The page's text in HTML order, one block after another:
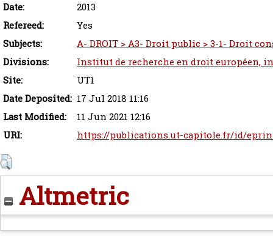
Date:
2013
Refereed:
Yes
Subjects:
A- DROIT > A3- Droit public > 3-1- Droit
Divisions:
Institut de recherche en droit européen,
Site:
UT1
Date Deposited: 17 Jul 2018 11:16
Last Modified:
11 Jun 2021 12:16
URI:
https://publications.ut-capitole.fr/id/
Altmetric